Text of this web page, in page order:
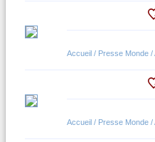
Accueil / Presse Monde
Accueil / Presse Monde